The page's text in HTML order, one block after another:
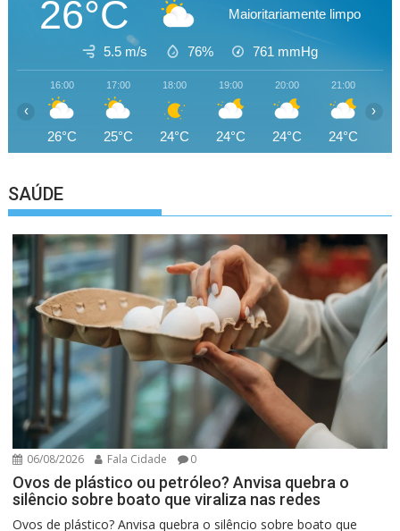
26°C Maioritariamente limpo
5.5 m/s 76% 761 mmHg
16:00
26°C
17:00
25°C
18:00
24°C
19:00
24°C
20:00
24°C
21:00
24°C
‹ ›
SAÚDE
06/08/2026 Fala Cidade 0
Ovos de plástico ou petróleo? Anvisa quebra o
silêncio sobre boato que viraliza nas redes
Ovos de plástico? Anvisa quebra o silêncio sobre boato que